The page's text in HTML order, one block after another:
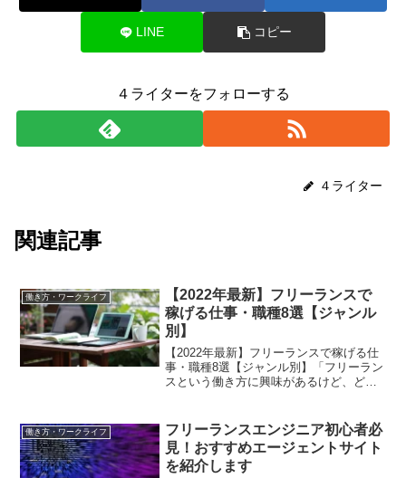
LINE コピー
４ライターをフォローする
４ライター
関連記事
働き方・ワークライフ
【2022年最新】フリーランスで
稼げる仕事・職種8選【ジャンル
別】
【2022年最新】フリーランスで稼げる仕
事・職種8選【ジャンル別】「フリーラン
スという働き方に興味があるけど、どん
内容は様々に存在します。そこでこちら
では、「フリー...
働き方・ワークライフ
フリーランスエンジニア初心者必
見！おすすめエージェントサイト
を紹介します